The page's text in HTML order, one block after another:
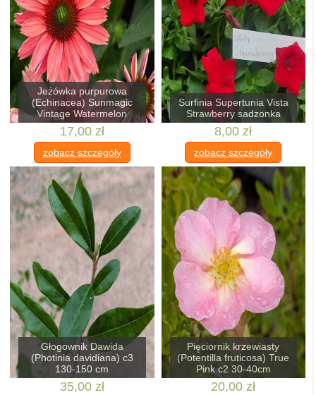
Jeżówka purpurowa
(Echinacea) Sunmagic
Vintage Watermelon
17,00 zł
zobacz szczegóły
Surfinia Supertunia Vista
Strawberry sadzonka
8,00 zł
zobacz szczegóły
Głogownik Dawida
(Photinia davidiana) c3
130-150 cm
35,00 zł
Pięciornik krzewiasty
(Potentilla fruticosa) True
Pink c2 30-40cm
20,00 zł